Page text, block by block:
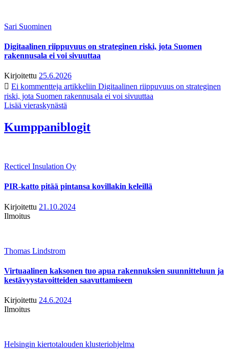
Sari Suominen
Digitaalinen riippuvuus on strateginen riski, jota Suomen
rakennusala ei voi sivuuttaa
Kirjoitettu 25.6.2026
Ei kommentteja artikkeliin Digitaalinen riippuvuus on strateginen
riski, jota Suomen rakennusala ei voi sivuuttaa
Lisää vieraskynästä
Kumppaniblogit
Recticel Insulation Oy
PIR-katto pitää pintansa kovillakin keleillä
Kirjoitettu 21.10.2024
Ilmoitus
Thomas Lindstrom
Virtuaalinen kaksonen tuo apua rakennuksien suunnitteluun ja
kestävyystavoitteiden saavuttamiseen
Kirjoitettu 24.6.2024
Ilmoitus
Helsingin kiertotalouden klusteriohjelma